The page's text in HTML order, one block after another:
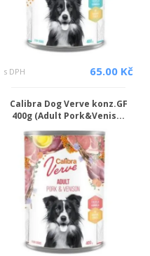
s DPH 65.00 Kč
Calibra Dog Verve konz.GF
400g (Adult Pork&Venis...